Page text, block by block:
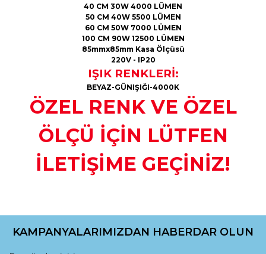
40 CM 30W 4000 LÜMEN
50 CM 40W 5500 LÜMEN
60 CM 50W 7000 LÜMEN
100 CM 90W 12500 LÜMEN
85mmx85mm Kasa Ölçüsü
220V - IP20
IŞIK RENKLERİ:
BEYAZ-GÜNIŞIĞI-4000K
ÖZEL RENK VE ÖZEL
ÖLÇÜ İÇİN LÜTFEN
İLETİŞİME GEÇİNİZ!
konularda yetersiz gördüğünüz noktaları öneri formunu
Görüş ve önerileriniz için teşekkür ederiz.
KAMPANYALARIMIZDAN HABERDAR OLUN